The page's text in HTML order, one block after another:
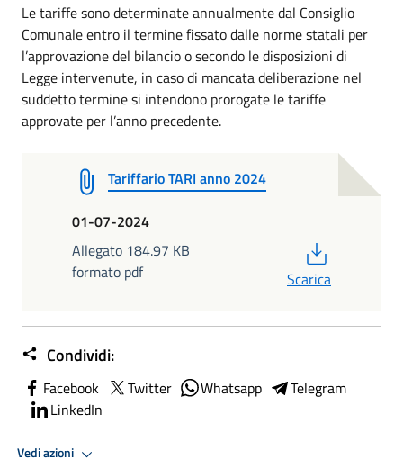
Le tariffe sono determinate annualmente dal Consiglio
Comunale entro il termine fissato dalle norme statali per
l’approvazione del bilancio o secondo le disposizioni di
Legge intervenute, in caso di mancata deliberazione nel
suddetto termine si intendono prorogate le tariffe
approvate per l’anno precedente.
Tariffario TARI anno 2024
01-07-2024
Allegato 184.97 KB
formato pdf
Scarica
Condividi:
Facebook Twitter Whatsapp
Telegram
LinkedIn
Vedi azioni